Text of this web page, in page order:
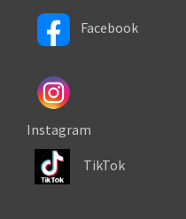
Facebook
Instagram
TikTok